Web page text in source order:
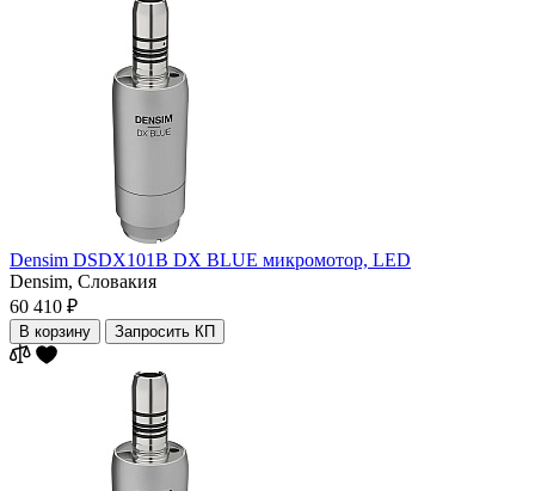
Densim DSDX101B DX BLUE микромотор, LED
Densim, Словакия
60 410 ₽
В корзину Запросить КП